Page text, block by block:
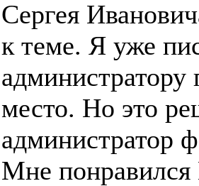
Сергея
к теме. Я уже
администратору
место. Но это
администратор
Мне